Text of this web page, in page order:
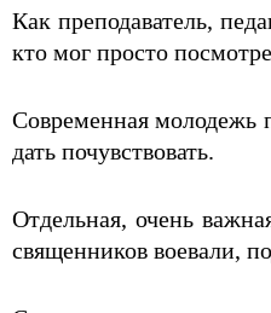
Как преподаватель,
кто мог просто
Современная молодежь
дать почувствовать.
Отдельная, очень
священников воевали,